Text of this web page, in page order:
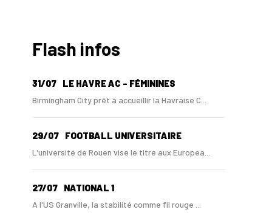
Flash infos
31/07 LE HAVRE AC - FÉMININES
Birmingham City prêt à accueillir la Havraise C...
29/07 FOOTBALL UNIVERSITAIRE
L'université de Rouen vise le titre aux Europea...
27/07 NATIONAL 1
A l'US Granville, la stabilité comme fil rouge ...